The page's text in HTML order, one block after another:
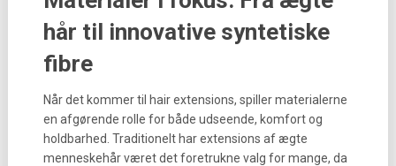
hår til innovative syntetiske
fibre
Når det kommer til hair extensions, spiller materialerne
en afgørende rolle for både udseende, komfort og
holdbarhed. Traditionelt har extensions af ægte
menneskehår været det foretrukne valg for mange, da